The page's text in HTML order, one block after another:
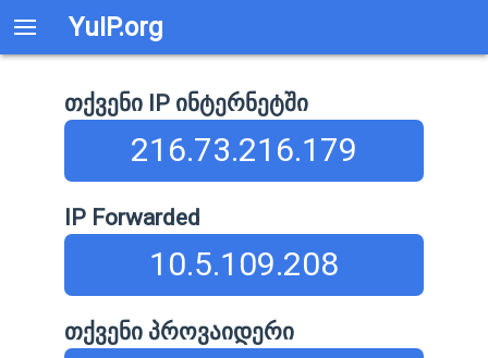
YuIP.org
თქვენი IP ინტერნეტში
216.73.216.179
IP Forwarded
10.5.109.208
თქვენი პროვაიდერი